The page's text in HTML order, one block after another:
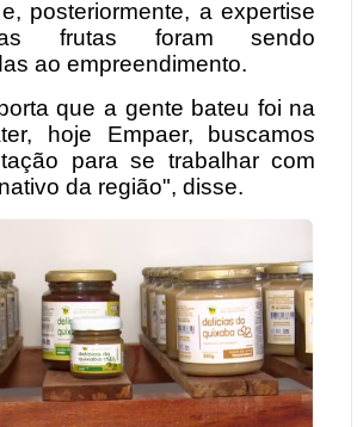
posteriormente, a expertise
frutas foram sendo
ao empreendimento.
que a gente bateu foi na
hoje Empaer, buscamos
para se trabalhar com
da região", disse.